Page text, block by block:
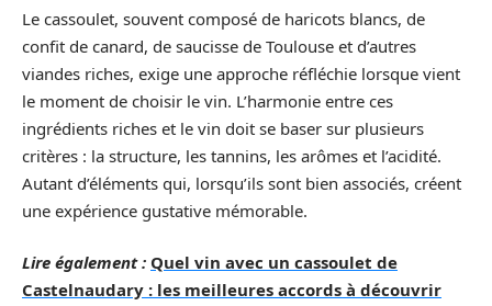
Le cassoulet, souvent composé de haricots blancs, de
confit de canard, de saucisse de Toulouse et d’autres
viandes riches, exige une approche réfléchie lorsque vient
le moment de choisir le vin. L’harmonie entre ces
ingrédients riches et le vin doit se baser sur plusieurs
critères : la structure, les tannins, les arômes et l’acidité.
Autant d’éléments qui, lorsqu’ils sont bien associés, créent
une expérience gustative mémorable.
Lire également : Quel vin avec un cassoulet de
Castelnaudary : les meilleures accords à découvrir